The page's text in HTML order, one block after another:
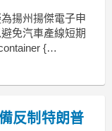
揚州揚傑電子申
免汽車產線短期
{
反制特朗普